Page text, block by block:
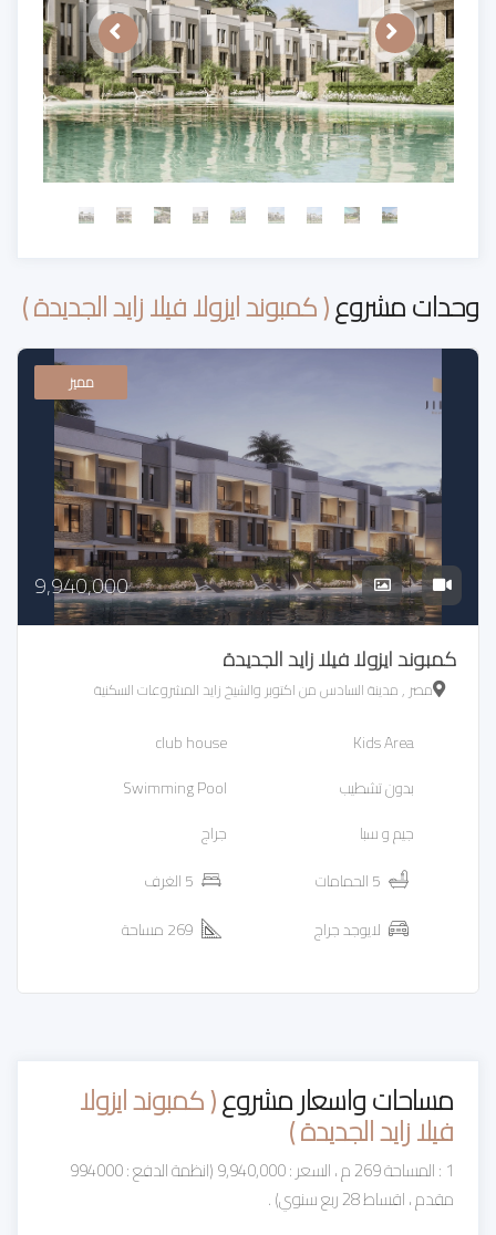
وحدات مشروع( كمبوند ايزولا فيلا زايد الجديدة )
مميز
9,940,000
كمبوند ايزولا فيلا زايد الجديدة
مصر , مدينة السادس من اكتوبر والشيخ زايد المشروعات السكنية
club house
Kids Area
Swimming Pool
بدون تشطيب
جراج
جيم و سبا
5 الغرف
5 الحمامات
269 مساحة
لايوجد جراج
مساحات واسعار مشروع( كمبوند ايزولا
فيلا زايد الجديدة )
1 : المساحة 269 م ، السعر : 9,940,000 (انظمة الدفع : 994000
مقدم ، اقساط 28 ربع سنوي) .